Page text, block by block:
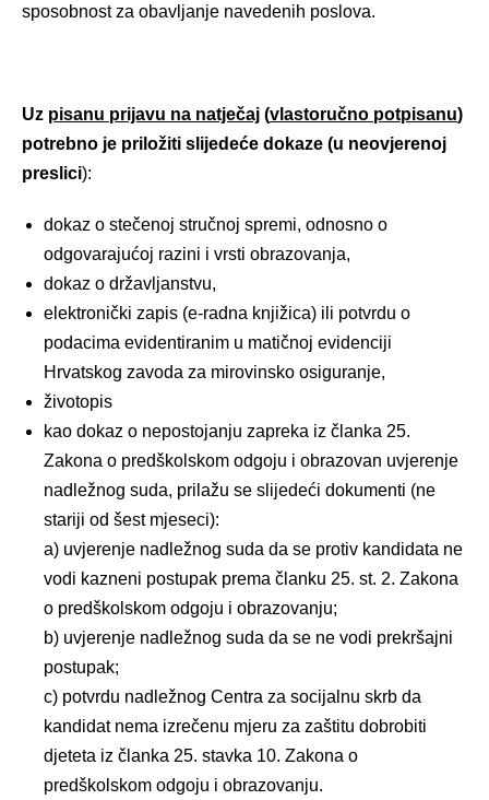
sposobnost za obavljanje navedenih poslova.
Uz pisanu prijavu na natječaj (vlastoručno potpisanu)
potrebno je priložiti slijedeće dokaze (u neovjerenoj
preslici):
dokaz o stečenoj stručnoj spremi, odnosno o
odgovarajućoj razini i vrsti obrazovanja,
dokaz o državljanstvu,
elektronički zapis (e-radna knjižica) ili potvrdu o
podacima evidentiranim u matičnoj evidenciji
Hrvatskog zavoda za mirovinsko osiguranje,
životopis
kao dokaz o nepostojanju zapreka iz članka 25.
Zakona o predškolskom odgoju i obrazovan uvjerenje
nadležnog suda, prilažu se slijedeći dokumenti (ne
stariji od šest mjeseci):
a) uvjerenje nadležnog suda da se protiv kandidata ne
vodi kazneni postupak prema članku 25. st. 2. Zakona
o predškolskom odgoju i obrazovanju;
b) uvjerenje nadležnog suda da se ne vodi prekršajni
postupak;
c) potvrdu nadležnog Centra za socijalnu skrb da
kandidat nema izrečenu mjeru za zaštitu dobrobiti
djeteta iz članka 25. stavka 10. Zakona o
predškolskom odgoju i obrazovanju.